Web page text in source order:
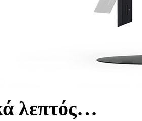
λεπτός…